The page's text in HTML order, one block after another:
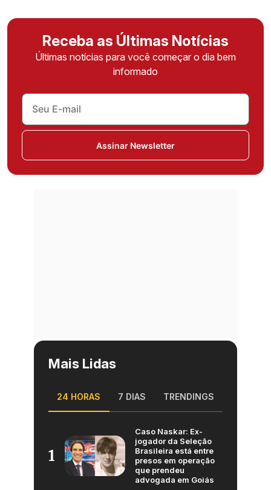
Receba as Últimas Notícias
Últimas notícias para você começar o dia bem
informado
Assinar Newsletter
Mais Lidas
24 HORAS 7 DIAS TRENDINGS
1
Caso Naskar: Ex-
jogador da Seleção
Brasileira está entre
presos em operação
que prendeu
advogada em Goiás